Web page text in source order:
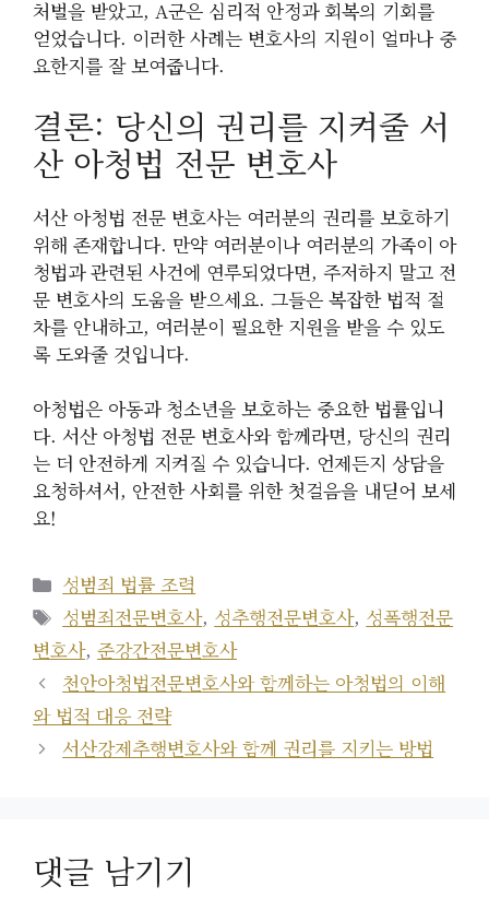
처벌을 받았고, A군은 심리적 안정과 회복의 기회를
얻었습니다. 이러한 사례는 변호사의 지원이 얼마나 중
요한지를 잘 보여줍니다.
결론: 당신의 권리를 지켜줄 서
산 아청법 전문 변호사
서산 아청법 전문 변호사는 여러분의 권리를 보호하기
위해 존재합니다. 만약 여러분이나 여러분의 가족이 아
청법과 관련된 사건에 연루되었다면, 주저하지 말고 전
문 변호사의 도움을 받으세요. 그들은 복잡한 법적 절
차를 안내하고, 여러분이 필요한 지원을 받을 수 있도
록 도와줄 것입니다.
아청법은 아동과 청소년을 보호하는 중요한 법률입니
다. 서산 아청법 전문 변호사와 함께라면, 당신의 권리
는 더 안전하게 지켜질 수 있습니다. 언제든지 상담을
요청하셔서, 안전한 사회를 위한 첫걸음을 내딛어 보세
요!
카
테
고
리
성범죄 법률 조력
태
그
성범죄전문변호사, 성추행전문변호사, 성폭행전문
변호사, 준강간전문변호사
천안아청법전문변호사와 함께하는 아청법의 이해
와 법적 대응 전략
서산강제추행변호사와 함께 권리를 지키는 방법
댓글 남기기